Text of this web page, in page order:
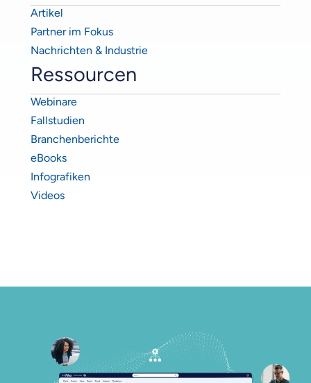
Artikel
Partner im Fokus
Nachrichten & Industrie
Ressourcen
Webinare
Fallstudien
Branchenberichte
eBooks
Infografiken
Videos